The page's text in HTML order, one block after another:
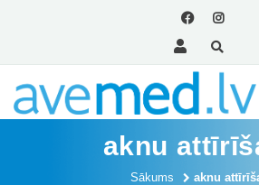
aknu
Sākums aknu